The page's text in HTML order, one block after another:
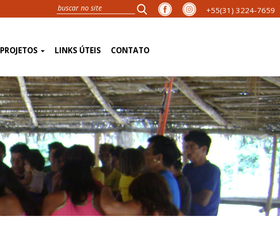
+55(31) 3224-7659
PROJETOS LINKS ÚTEIS CONTATO